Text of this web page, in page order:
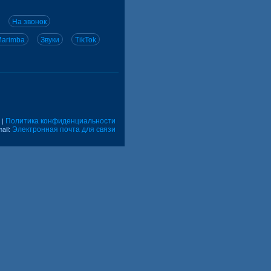
На звонок
Звуки TikTok
| Политика конфиденциальности
Электронная почта для связи